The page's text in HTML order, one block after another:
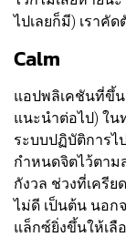
ไปเลยก็มี) เราคั
Calm
แอปพลิเคชันที่ขึ้น
แนะนำต่อไป) ใน
ระบบปฏิบัติการไ
กำหนดจิตไว้ตาม
กังวล ช่วงที่เครี
ไม่ดี เป็นต้น นอก
แล็กซ์ยิ่งขึ้นให้เลื